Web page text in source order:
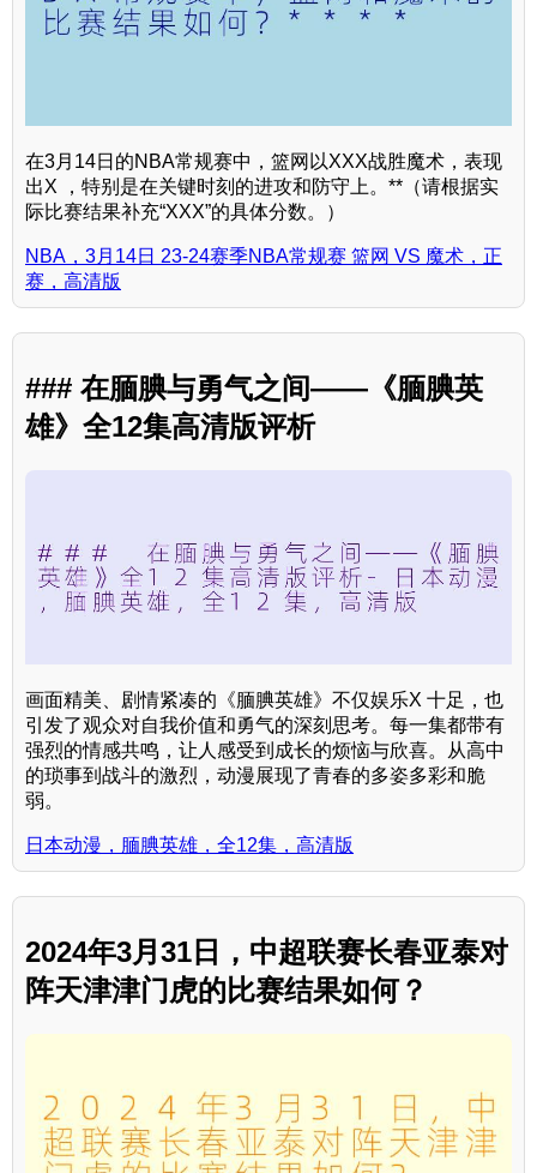
在3月14日的NBA常规赛中，篮网以XXX战胜魔术，表现
出X ，特别是在关键时刻的进攻和防守上。**（请根据实
际比赛结果补充“XXX”的具体分数。）
NBA，3月14日 23-24赛季NBA常规赛 篮网 VS 魔术，正
赛，高清版
### 在腼腆与勇气之间——《腼腆英
雄》全12集高清版评析
画面精美、剧情紧凑的《腼腆英雄》不仅娱乐X 十足，也
引发了观众对自我价值和勇气的深刻思考。每一集都带有
强烈的情感共鸣，让人感受到成长的烦恼与欣喜。从高中
的琐事到战斗的激烈，动漫展现了青春的多姿多彩和脆
弱。
日本动漫，腼腆英雄，全12集，高清版
2024年3月31日，中超联赛长春亚泰对
阵天津津门虎的比赛结果如何？